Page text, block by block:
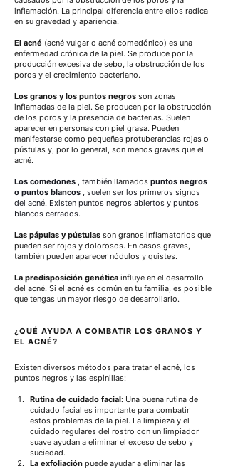
inflamación. La principal diferencia entre ellos radica
en su gravedad y apariencia.
El acné (acné vulgar o acné comedónico) es una
enfermedad crónica de la piel. Se produce por la
producción excesiva de sebo, la obstrucción de los
poros y el crecimiento bacteriano.
Los granos y los puntos negros son zonas
inflamadas de la piel. Se producen por la obstrucción
de los poros y la presencia de bacterias. Suelen
aparecer en personas con piel grasa. Pueden
manifestarse como pequeñas protuberancias rojas o
pústulas y, por lo general, son menos graves que el
acné.
Los comedones , también llamados puntos negros
o puntos blancos , suelen ser los primeros signos
del acné. Existen puntos negros abiertos y puntos
blancos cerrados.
Las pápulas y pústulas son granos inflamatorios que
pueden ser rojos y dolorosos. En casos graves,
también pueden aparecer nódulos y quistes.
La predisposición genética influye en el desarrollo
del acné. Si el acné es común en tu familia, es posible
que tengas un mayor riesgo de desarrollarlo.
¿QUÉ AYUDA A COMBATIR LOS GRANOS Y
EL ACNÉ?
Existen diversos métodos para tratar el acné, los
puntos negros y las espinillas:
Rutina de cuidado facial: Una buena rutina de
cuidado facial es importante para combatir
estos problemas de la piel. La limpieza y el
cuidado regulares del rostro con un limpiador
suave ayudan a eliminar el exceso de sebo y
suciedad.
La exfoliación puede ayudar a eliminar las